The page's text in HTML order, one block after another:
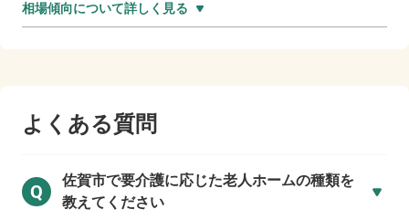
相場傾向について詳しく見る
よくある質問
Q
佐賀市で要介護に応じた老人ホームの種類を
教えてください